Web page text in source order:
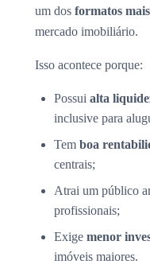
um dos formatos
mercado imobiliário.
Isso acontece porque:
Possui alta
inclusive para
Tem boa
centrais;
Atrai um público
profissionais;
Exige menor
imóveis maiores.